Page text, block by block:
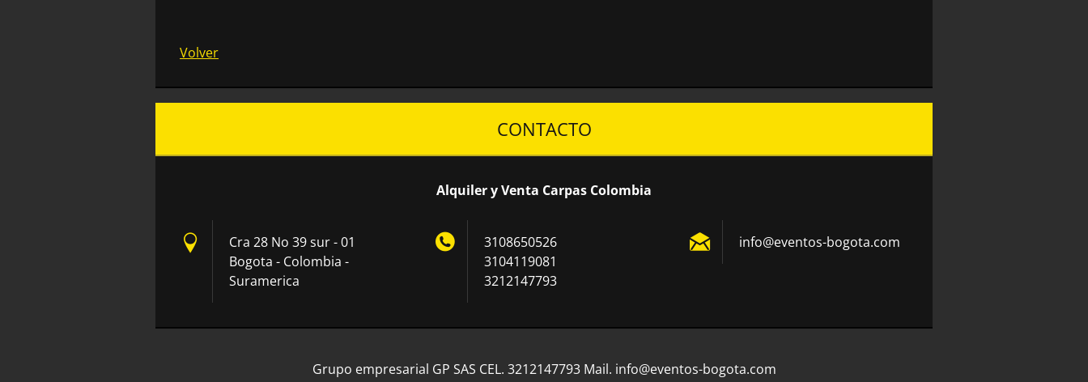
Volver
CONTACTO
Alquiler y Venta Carpas Colombia
Cra 28 No 39 sur - 01
Bogota - Colombia -
Suramerica
3108650526
3104119081
3212147793
info@eventos-bogota.com
Grupo empresarial GP SAS CEL. 3212147793 Mail. info@eventos-bogota.com